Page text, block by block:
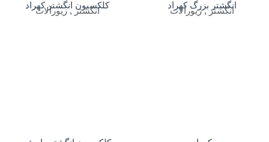
انگشتر بزرگ کهراد
انگشتر , زیورآلات
کلکسیون انگشتر کهراد
انگشتر , زیورآلات